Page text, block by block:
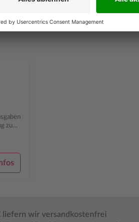
zum
liefern wir versandkostenfrei